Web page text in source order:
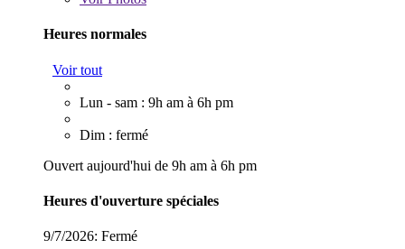
Heures normales
Voir tout
Lun - sam : 9h am à 6h pm
Dim : fermé
Ouvert aujourd'hui de 9h am à 6h pm
Heures d'ouverture spéciales
9/7/2026: Fermé